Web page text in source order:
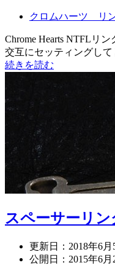
クロムハーツ リ
Chrome Hearts NTFLリ
交互にセッティングして
続きを読む
スペーサーリ
更新日： 2018年6月
公開日： 2015年6月